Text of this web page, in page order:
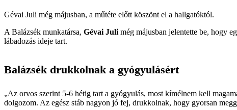
Gévai Juli még májusban, a műtéte előtt köszönt el a hallgatóktól.
A Balázsék munkatársa, Gévai Juli még májusban jelentette be, hogy
lábadozás ideje tart.
Balázsék drukkolnak a gyógyulásért
„Az orvos szerint 5-6 hétig tart a gyógyulás, most kímélnem kell
dolgozom. Az egész stáb nagyon jó fej, drukkolnak, hogy gyorsan